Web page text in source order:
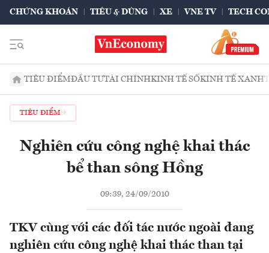
CHỨNG KHOÁN TIÊU & DÙNG XE VNE TV TECH
TIÊU ĐIỂMĐẦU TƯTÀI CHÍNHKINH TẾ SỐKINH TẾ XANH
TIÊU ĐIỂM
Nghiên cứu công nghệ khai thác
bể than sông Hồng
09:39, 24/09/2010
TKV cùng với các đối tác nước ngoài đang
nghiên cứu công nghệ khai thác than tại